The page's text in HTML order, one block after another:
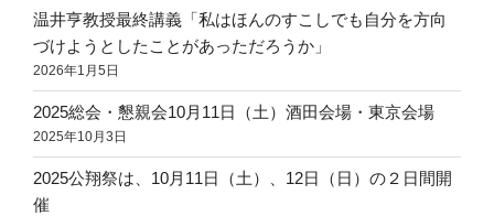
温井亨教授最終講義「私はほんのすこしでも自分を方向
づけようとしたことがあっただろうか」
2026年1月5日
2025総会・懇親会10月11日（土）酒田会場・東京会場
2025年10月3日
2025公翔祭は、10月11日（土）、12日（日）の２日間開
催